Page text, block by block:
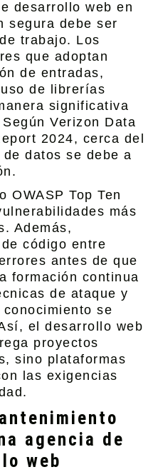
desarrollo web en
segura debe ser
trabajo. Los
que adoptan
de entradas,
de librerías
significativa
Verizon Data
2024, cerca del
datos se debe a
OWASP Top Ten
más
Además,
código entre
antes de que
formación continua
de ataque y
se
el desarrollo web
proyectos
sino plataformas
las exigencias
agencia de
web